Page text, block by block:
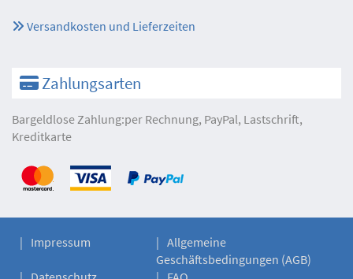
Versandkosten und Lieferzeiten
Zahlungsarten
Bargeldlose Zahlung:per Rechnung, PayPal, Lastschrift,
Kreditkarte
Impressum
Allgemeine
Geschäftsbedingungen (AGB)